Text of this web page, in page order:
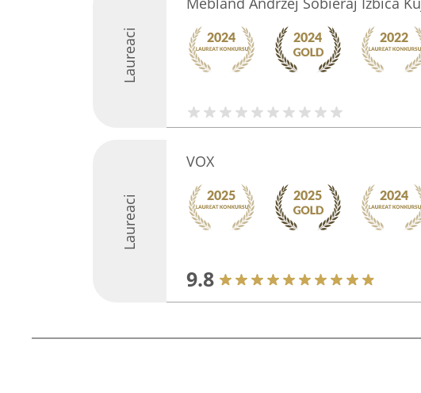
Laureaci
Laureaci
VOX
9.8